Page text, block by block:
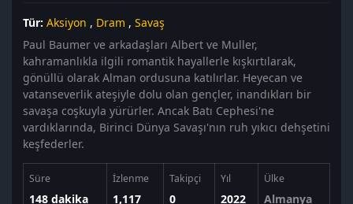
Tür: Aksiyon , Dram , Savaş
Paul Baumer ve arkadaşları Albert ve Muller,
kahramanlıkla ilgili romantik hayallerle kışkırtılarak,
gönüllü olarak Alman ordusuna katılırlar. Heyecan ve
vatanseverlik ateşiyle dolu olan gençler, inandıkları bir
savaşa coşkuyla yürürler. Ancak Batı Cephesi'ne
vardıklarında, Birinci Dünya Savaşı'nın ruh yıkıcı dehşetini
keşfederler.
Süre
148 dakika
İzlenme
1,117
Takipçi
0
Yıl
2022
Ülke
Almanya